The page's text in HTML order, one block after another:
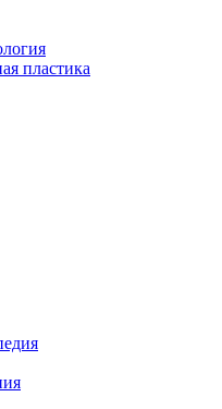
пластика